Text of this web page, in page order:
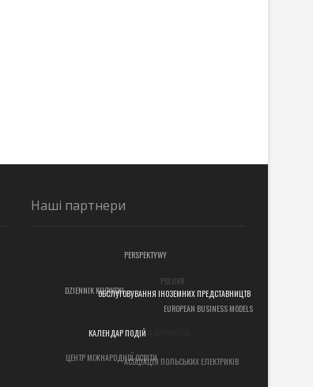
Наші партнери
DZIENNIK KIJOWSKI
PERSPEKTYWY
ЦЕНТР МІЖНАРОДНОЇ ОСВІТИ
КАЛЕНДАР ПОДІЙ
ОБСЛУГОВУВАННЯ ІНОЗЕМНИХ ПРЕДСТАВНИЦТВ
EUROPEAN BUSINESS MODELS
АСОЦІАЦІЯ ПОЛЬСЬКИХ ЕЛЕКТРИКІВ